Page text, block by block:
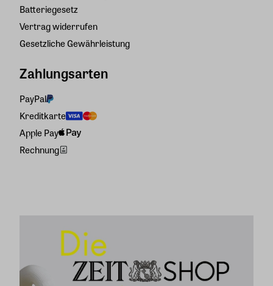
Batteriegesetz
Vertrag widerrufen
Gesetzliche Gewährleistung
Zahlungsarten
PayPal
Kreditkarte
Apple Pay
Rechnung